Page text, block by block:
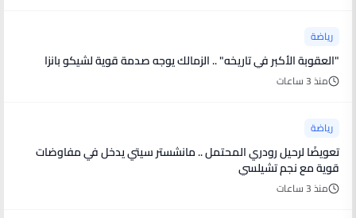
رياضة
"العقوبة الأكبر في تاريخه" .. الزمالك يوجه صدمة قوية لشيكو بانزا
منذ 3 ساعات
رياضة
تعويضًا لرحيل رودري المحتمل .. مانشستر سيتي يدخل في مفاوضات
قوية مع نجم تشيلسي
منذ 3 ساعات